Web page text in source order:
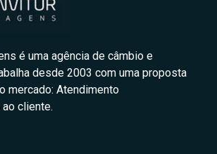
é uma agência de câmbio e
desde 2003 com uma proposta
mercado: Atendimento
cliente.